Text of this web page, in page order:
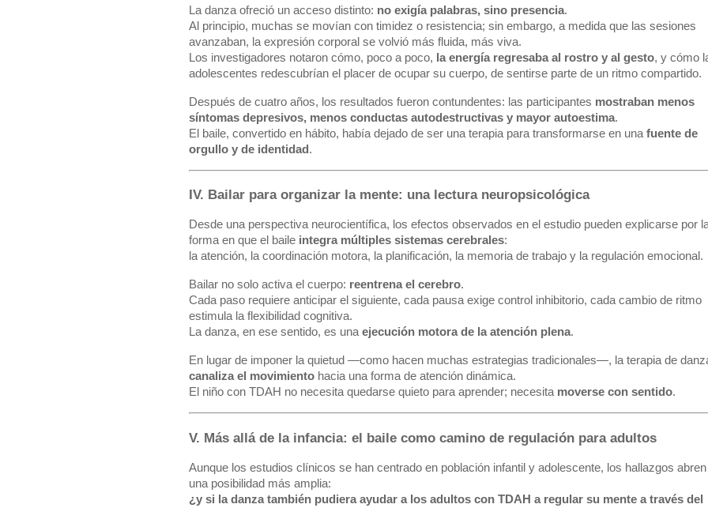
La danza ofreció un acceso distinto: no exigía palabras, sino presencia.
Al principio, muchas se movían con timidez o resistencia; sin embargo, a medida que las sesiones
avanzaban, la expresión corporal se volvió más fluida, más viva.
Los investigadores notaron cómo, poco a poco, la energía regresaba al rostro y al gesto, y cómo
adolescentes redescubrían el placer de ocupar su cuerpo, de sentirse parte de un ritmo compartido.
Después de cuatro años, los resultados fueron contundentes: las participantes mostraban menos
síntomas depresivos, menos conductas autodestructivas y mayor autoestima.
El baile, convertido en hábito, había dejado de ser una terapia para transformarse en una fuente de
orgullo y de identidad .
IV. Bailar para organizar la mente: una lectura neuropsicológica
Desde una perspectiva neurocientífica, los efectos observados en el estudio pueden explicarse por
forma en que el baile integra múltiples sistemas cerebrales:
la atención, la coordinación motora, la planificación, la memoria de trabajo y la regulación emocional.
Bailar no solo activa el cuerpo: reentrena el cerebro.
Cada paso requiere anticipar el siguiente, cada pausa exige control inhibitorio, cada cambio de ritmo
estimula la flexibilidad cognitiva.
La danza, en ese sentido, es unaejecución motora de la atención plena.
En lugar de imponer la quietud —como hacen muchas estrategias tradicionales—, la terapia de
canaliza el movimientohacia una forma de atención dinámica.
El niño con TDAH no necesita quedarse quieto para aprender; necesita moverse con sentido.
V. Más allá de la infancia: el baile como camino de regulación para adultos
Aunque los estudios clínicos se han centrado en población infantil y adolescente, los hallazgos abren
una posibilidad más amplia:
¿y si la danza también pudiera ayudar a los adultos con TDAH a regular su mente a través del